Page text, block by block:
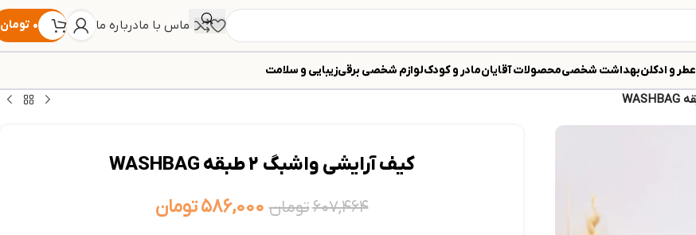
تماس با مادرباره ما ۰ تومان
عطر و ادکلنبهداشت شخصیمحصولات آقایانمادر و کودکلوازم شخصی برقیزیبایی و سلامت
کیف آرایشی واشبگ 2 طبقه WASHBAG
۶۰۷,۴۶۴تومان ۵۸۶,۰۰۰تومان